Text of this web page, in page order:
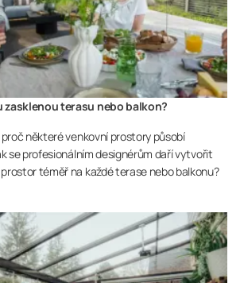
terasu nebo balkon?
některé venkovní prostory působí
se profesionálním designérům daří vytvořit
téměř na každé terase nebo balkonu?